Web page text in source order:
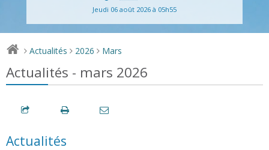
Jeudi 06 août 2026 à 05h55
> Actualités > 2026 > Mars
Actualités - mars 2026
Actualités